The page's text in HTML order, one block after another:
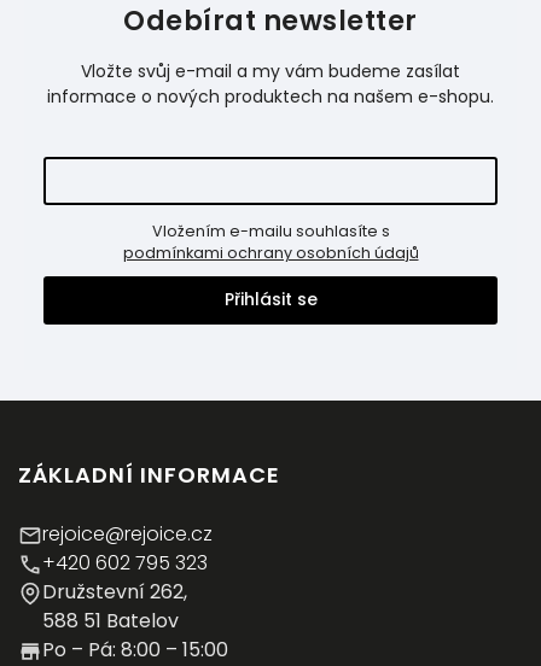
Odebírat newsletter
Vložte svůj e-mail a my vám budeme zasílat
informace o nových produktech na našem e-shopu.
podmínkami ochrany osobních údajů
Přihlásit se
ZÁKLADNÍ INFORMACE
rejoice@rejoice.cz
+420 602 795 323
Družstevní 262,
588 51 Batelov
Po – Pá: 8:00 – 15:00